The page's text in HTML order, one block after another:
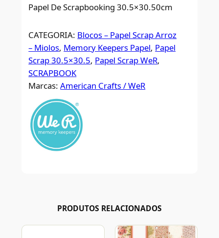
Papel De Scrapbooking 30.5×30.50cm
CATEGORIA: Blocos – Papel Scrap Arroz
– Miolos, Memory Keepers Papel, Papel
Scrap 30.5×30.5, Papel Scrap WeR
SCRAPBOOK
Marcas:American Crafts / WeR
PRODUTOS RELACIONADOS